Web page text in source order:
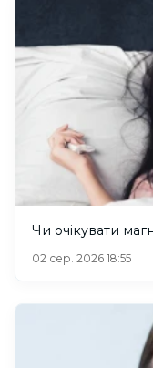
Чи очікувати
02 сер. 2026 18:55